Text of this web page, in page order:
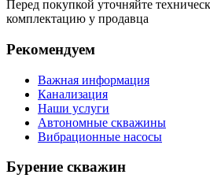
Перед покупкой уточняйте
комплектацию у продавца
Рекомендуем
Важная информация
Канализация
Наши услуги
Автономные скважины
Вибрационные насосы
Бурение скважин